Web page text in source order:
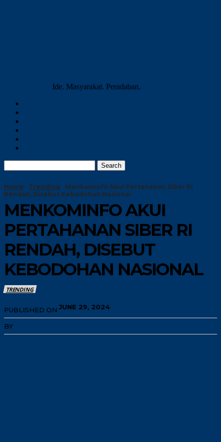
Ide. Masyarakat. Peradaban.
Home Trending
Menkominfo Akui Pertahanan Siber RI
Rendah, Disebut Kebodohan Nasional
MENKOMINFO AKUI
PERTAHANAN SIBER RI
RENDAH, DISEBUT
KEBODOHAN NASIONAL
TRENDING
PUBLISHED ON JUNE 29, 2024
BY